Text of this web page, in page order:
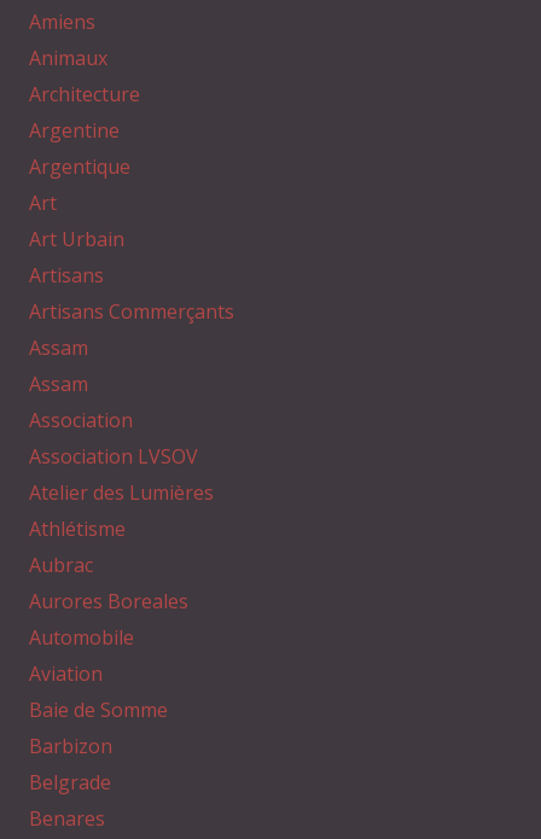
Amiens
Animaux
Architecture
Argentine
Argentique
Art
Art Urbain
Artisans
Artisans Commerçants
Assam
Assam
Association
Association LVSOV
Atelier des Lumières
Athlétisme
Aubrac
Aurores Boreales
Automobile
Aviation
Baie de Somme
Barbizon
Belgrade
Benares